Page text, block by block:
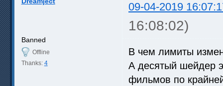
09-04-2019
16:08:02)
Banned
Offline
Thanks: 4
В чем лимиты
А десятый шейдер
фильмов по